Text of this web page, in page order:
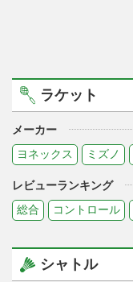
ラケット
メーカー
ヨネックス
ミズノ
レビューランキング
総合
コントロール
シャトル